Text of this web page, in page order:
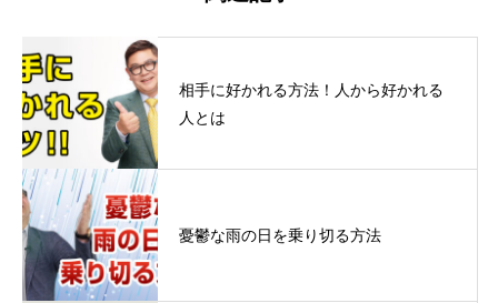
相手に好かれる方法！人から好かれる
人とは
憂鬱な雨の日を乗り切る方法